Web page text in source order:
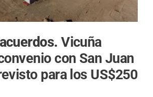
Vicuña
con San Juan
para los US$250